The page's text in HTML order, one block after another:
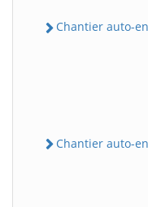
Chantier auto-
Chantier auto-